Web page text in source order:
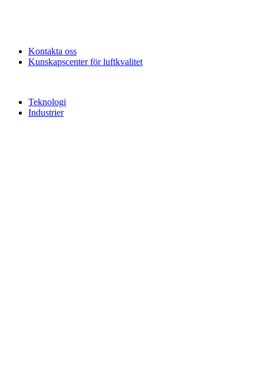
Kontakta oss
Kunskapscenter för luftkvalitet
Teknologi
Industrier